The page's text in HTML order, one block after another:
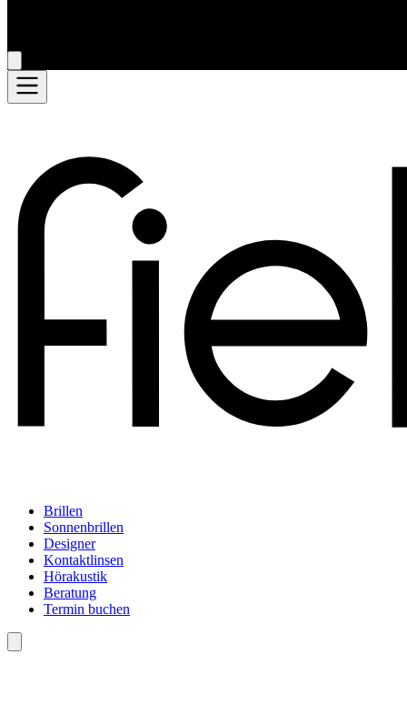
Brillen
Sonnenbrillen
Designer
Kontaktlinsen
Hörakustik
Beratung
Termin buchen